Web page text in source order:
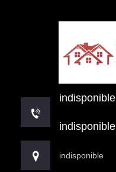
indisponible
indisponible
indisponible